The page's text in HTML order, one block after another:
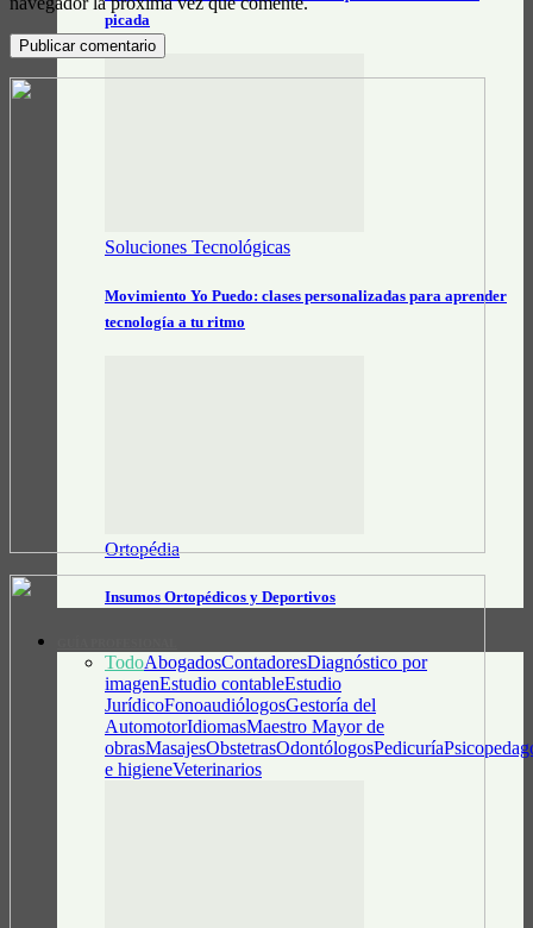
picada
Soluciones Tecnológicas
Movimiento Yo Puedo: clases personalizadas para aprender
tecnología a tu ritmo
Ortopédia
Insumos Ortopédicos y Deportivos
TodoAbogadosContadoresDiagnóstico por
imagenEstudio contableEstudio
JurídicoFonoaudiólogosGestoría del
AutomotorIdiomasMaestro Mayor de
obrasMasajesObstetrasOdontólogosPedicuría
e higieneVeterinarios